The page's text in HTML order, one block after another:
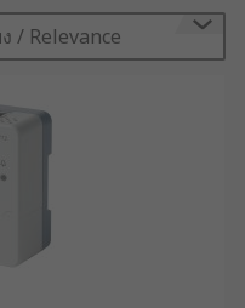
devices
to the serial
network
by network
/ Relevance